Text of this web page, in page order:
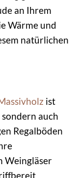
an Ihrem
Wärme und
natürlichen
ist
auch
Regalböden
Weingläser